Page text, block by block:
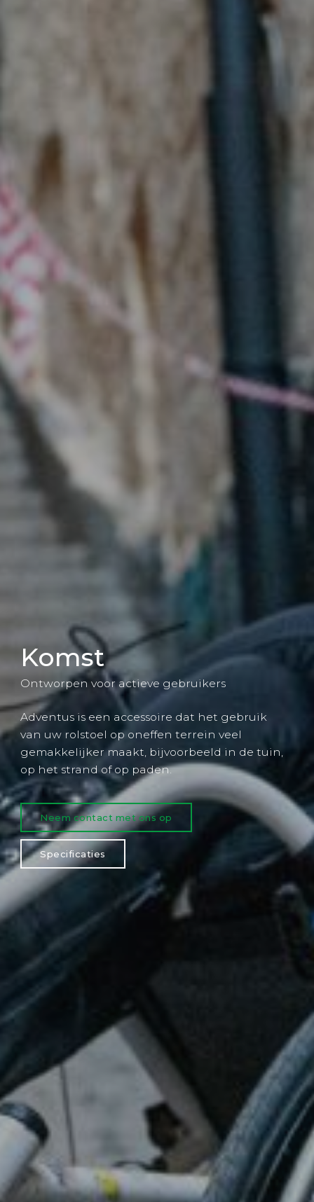
Komst
Ontworpen voor actieve gebruikers
Adventus is een accessoire dat het gebruik
van uw rolstoel op oneffen terrein veel
gemakkelijker maakt, bijvoorbeeld in de tuin,
op het strand of op paden.
Neem contact met ons op
Specificaties